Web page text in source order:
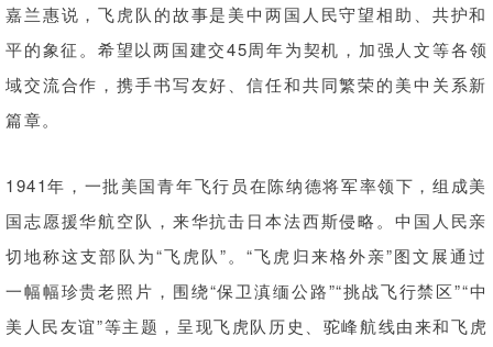
嘉兰惠说，飞虎队的故事是美中两国人民守望相助、共护和
平的象征。希望以两国建交45周年为契机，加强人文等各领
域交流合作，携手书写友好、信任和共同繁荣的美中关系新
篇章。
1941年，一批美国青年飞行员在陈纳德将军率领下，组成美
国志愿援华航空队，来华抗击日本法西斯侵略。中国人民亲
切地称这支部队为“飞虎队”。“飞虎归来格外亲”图文展通过
一幅幅珍贵老照片，围绕“保卫滇缅公路”“挑战飞行禁区”“中
美人民友谊”等主题，呈现飞虎队历史、驼峰航线由来和飞虎